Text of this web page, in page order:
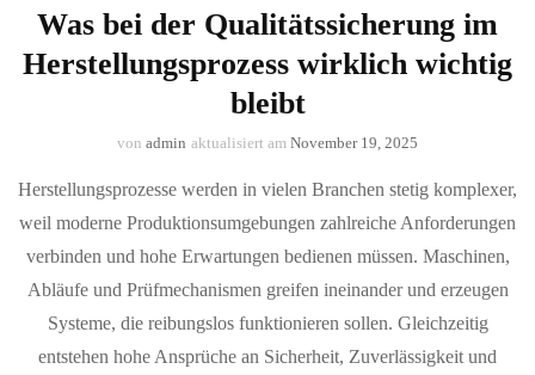
Was bei der Qualitätssicherung im
Herstellungsprozess wirklich wichtig
bleibt
von admin aktualisiert am November 19, 2025
Herstellungsprozesse werden in vielen Branchen stetig komplexer,
weil moderne Produktionsumgebungen zahlreiche Anforderungen
verbinden und hohe Erwartungen bedienen müssen. Maschinen,
Abläufe und Prüfmechanismen greifen ineinander und erzeugen
Systeme, die reibungslos funktionieren sollen. Gleichzeitig
entstehen hohe Ansprüche an Sicherheit, Zuverlässigkeit und